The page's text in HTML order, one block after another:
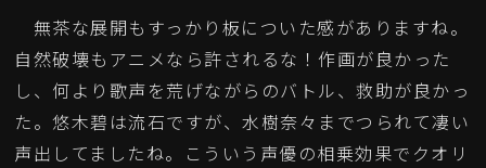
無茶な展開もすっかり板についた感がありますね。
自然破壊もアニメなら許されるな！作画が良かった
し、何より歌声を荒げながらのバトル、救助が良かっ
た。悠木碧は流石ですが、水樹奈々までつられて凄い
声出してましたね。こういう声優の相乗効果でクオリ